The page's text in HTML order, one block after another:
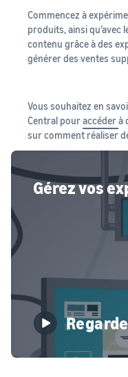
Commencez à
produits, ainsi qu’avec
contenu grâce à des
générer des ventes
Vous souhaitez en
Central pouraccéderà
sur comment réaliser
Gérez vos